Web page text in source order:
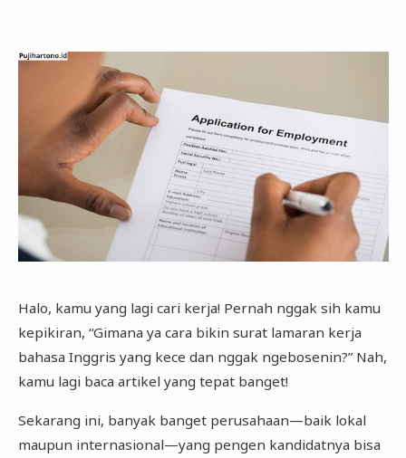
Halo, kamu yang lagi cari kerja! Pernah nggak sih kamu
kepikiran, “Gimana ya cara bikin surat lamaran kerja
bahasa Inggris yang kece dan nggak ngebosenin?” Nah,
kamu lagi baca artikel yang tepat banget!
Sekarang ini, banyak banget perusahaan—baik lokal
maupun internasional—yang pengen kandidatnya bisa